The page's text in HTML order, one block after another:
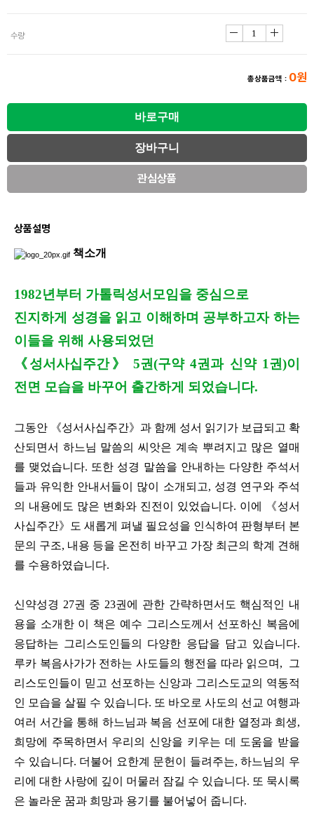
수량
총상품금액 : 0원
관심상품
상품설명
책소개
1982년부터 가톨릭성서모임을 중심으로
진지하게 성경을 읽고 이해하며 공부하고자 하는
이들을 위해 사용되었던
《성서사십주간》 5권(구약 4권과 신약 1권)이
전면 모습을 바꾸어 출간하게 되었습니다.
그동안 《성서사십주간》과 함께 성서 읽기가 보급되고 확
산되면서 하느님 말씀의 씨앗은 계속 뿌려지고 많은 열매
를 맺었습니다. 또한 성경 말씀을 안내하는 다양한 주석서
들과 유익한 안내서들이 많이 소개되고, 성경 연구와 주석
의 내용에도 많은 변화와 진전이 있었습니다. 이에 《성서
사십주간》도 새롭게 펴낼 필요성을 인식하여 판형부터 본
문의 구조, 내용 등을 온전히 바꾸고 가장 최근의 학계 견해
를 수용하였습니다.
신약성경 27권 중 23권에 관한 간략하면서도 핵심적인 내
용을 소개한 이 책은 예수 그리스도께서 선포하신 복음에
응답하는 그리스도인들의 다양한 응답을 담고 있습니다.
루카 복음사가가 전하는 사도들의 행전을 따라 읽으며, 그
리스도인들이 믿고 선포하는 신앙과 그리스도교의 역동적
인 모습을 살필 수 있습니다. 또 바오로 사도의 선교 여행과
여러 서간을 통해 하느님과 복음 선포에 대한 열정과 희생,
희망에 주목하면서 우리의 신앙을 키우는 데 도움을 받을
수 있습니다. 더불어 요한계 문헌이 들려주는, 하느님의 우
리에 대한 사랑에 깊이 머물러 잠길 수 있습니다. 또 묵시록
은 놀라운 꿈과 희망과 용기를 불어넣어 줍니다.